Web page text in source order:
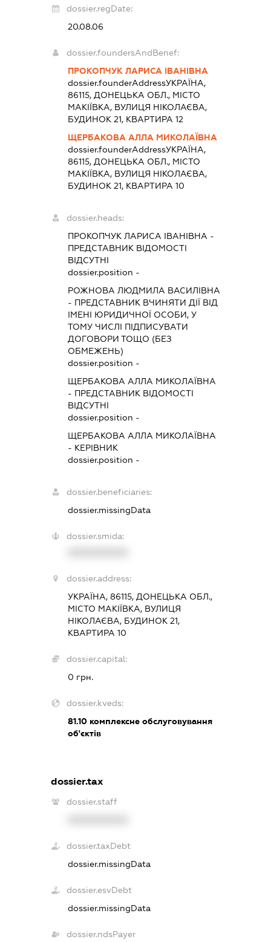
dossier.regDate:
20.08.06
dossier.foundersAndBenef:
ПРОКОПЧУК ЛАРИСА ІВАНІВНА
dossier.founderAddressУКРАЇНА,
86115, ДОНЕЦЬКА ОБЛ., МІСТО
МАКІЇВКА, ВУЛИЦЯ НІКОЛАЄВА,
БУДИНОК 21, КВАРТИРА 12
ЩЕРБАКОВА АЛЛА МИКОЛАЇВНА
dossier.founderAddressУКРАЇНА,
86115, ДОНЕЦЬКА ОБЛ., МІСТО
МАКІЇВКА, ВУЛИЦЯ НІКОЛАЄВА,
БУДИНОК 21, КВАРТИРА 10
dossier.heads:
ПРОКОПЧУК ЛАРИСА ІВАНІВНА -
ПРЕДСТАВНИК ВІДОМОСТІ
ВІДСУТНІ
dossier.position -
РОЖНОВА ЛЮДМИЛА ВАСИЛІВНА
- ПРЕДСТАВНИК ВЧИНЯТИ ДІЇ ВІД
ІМЕНІ ЮРИДИЧНОЇ ОСОБИ, У
ТОМУ ЧИСЛІ ПІДПИСУВАТИ
ДОГОВОРИ ТОЩО (БЕЗ
ОБМЕЖЕНЬ)
dossier.position -
ЩЕРБАКОВА АЛЛА МИКОЛАЇВНА
- ПРЕДСТАВНИК ВІДОМОСТІ
ВІДСУТНІ
dossier.position -
ЩЕРБАКОВА АЛЛА МИКОЛАЇВНА
- КЕРІВНИК
dossier.position -
dossier.beneficiaries:
dossier.missingData
dossier.smida:
dossier.address:
УКРАЇНА, 86115, ДОНЕЦЬКА ОБЛ.,
МІСТО МАКІЇВКА, ВУЛИЦЯ
НІКОЛАЄВА, БУДИНОК 21,
КВАРТИРА 10
dossier.capital:
0 грн.
dossier.kveds:
81.10комплексне обслуговування
об'єктів
dossier.tax
dossier.staff
dossier.taxDebt
dossier.missingData
dossier.esvDebt
dossier.missingData
dossier.ndsPayer